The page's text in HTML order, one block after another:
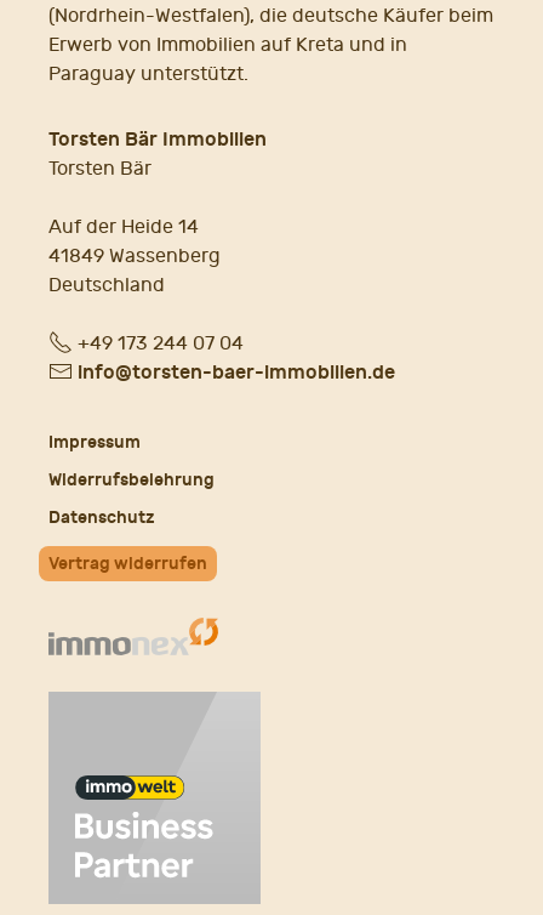
(Nordrhein-Westfalen), die deutsche Käufer beim
Erwerb von Immobilien auf Kreta und in
Paraguay unterstützt.
Torsten Bär Immobilien
Torsten Bär
Auf der Heide 14
41849 Wassenberg
Deutschland
Fon+49 173 244 07 04
E- info@torsten-baer-immobilien.de
Impressum
Widerrufsbelehrung
Datenschutz
Vertrag widerrufen